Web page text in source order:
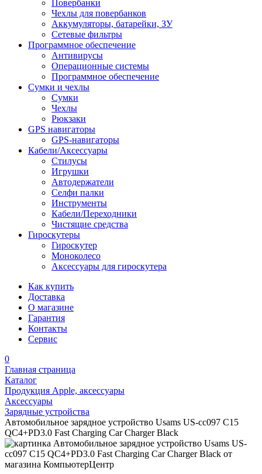
Повербанки
Чехлы для повербанков
Аккумуляторы, батарейки, ЗУ
Сетевые фильтры
Программное обеспечение
Антивирусы
Операционные системы
Программное обеспечение
Сумки и чехлы
Сумки
Чехлы
Рюкзаки
GPS навигаторы
GPS-навигаторы
Кабели/Аксессуары
Стилусы
Игрушки
Автодержатели
Селфи палки
Инструменты
Кабели/Переходники
Чистящие средства
Гироскутеры
Гироскутер
Моноколесо
Аксессуары для гироскутера
Как купить
Доставка
О магазине
Гарантия
Контакты
Сервис
0
Главная страница
Каталог
Продукция Apple, аксессуары
Аксессуары
Зарядные устройства
Автомобильное зарядное устройство Usams US-cc097 C15
QC4+PD3.0 Fast Charging Car Charger Black